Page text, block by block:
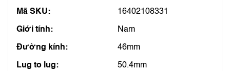
Mã SKU: 16402108331
Giới tính: Nam
Đường kính: 46mm
Lug to lug: 50.4mm